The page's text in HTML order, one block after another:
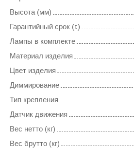
Высота (мм)
Гарантийный срок (г.)
Лампы в комплекте
Материал изделия
Цвет изделия
Диммирование
Тип крепления
Датчик движения
Вес нетто (кг)
Вес брутто (кг)